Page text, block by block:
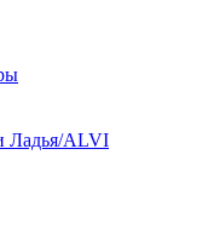
Ладья/ALVI